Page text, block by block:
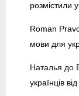
розмістили
Roman
мови для
Наталья до
українців